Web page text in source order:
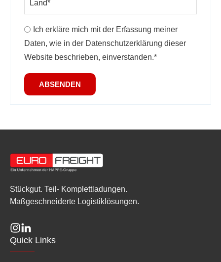
Ich erkläre mich mit der Erfassung meiner
Daten, wie in der Datenschutzerklärung dieser
Website beschrieben, einverstanden.*
ABSENDEN
Stückgut. Teil- Komplettladungen.
Maßgeschneiderte Logistiklösungen.
Quick Links